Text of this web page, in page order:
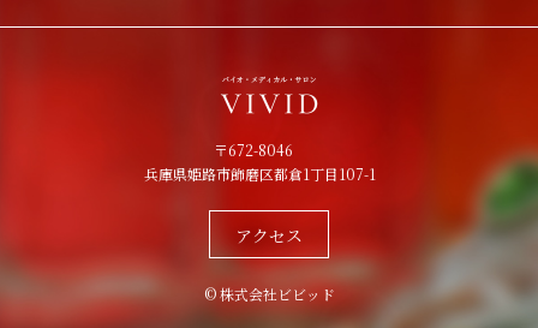
〒672-8046
兵庫県姫路市飾磨区都倉1丁目107-1
アクセス
© 株式会社ビビッド